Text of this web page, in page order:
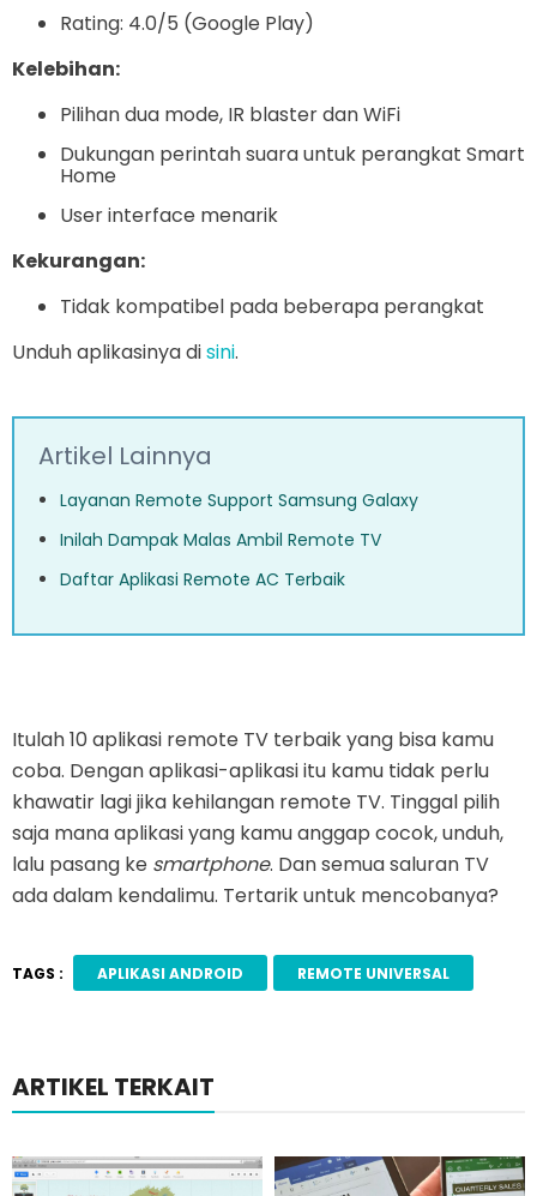
Rating: 4.0/5 (Google Play)
Kelebihan:
Pilihan dua mode, IR blaster dan WiFi
Dukungan perintah suara untuk perangkat Smart
Home
User interface menarik
Kekurangan:
Tidak kompatibel pada beberapa perangkat
Unduh aplikasinya disini.
Artikel Lainnya
Layanan Remote Support Samsung Galaxy
Inilah Dampak Malas Ambil Remote TV
Daftar Aplikasi Remote AC Terbaik
Itulah 10 aplikasi remote TV terbaik yang bisa kamu
coba. Dengan aplikasi-aplikasi itu kamu tidak perlu
khawatir lagi jika kehilangan remote TV. Tinggal pilih
saja mana aplikasi yang kamu anggap cocok, unduh,
lalu pasang ke smartphone. Dan semua saluran TV
ada dalam kendalimu. Tertarik untuk mencobanya?
TAGS : APLIKASI ANDROID REMOTE UNIVERSAL
ARTIKEL TERKAIT